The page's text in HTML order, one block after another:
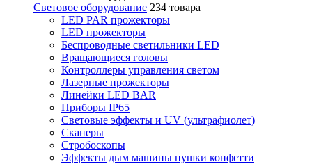
Световое оборудование 234 товара
LED PAR прожекторы
LED прожекторы
Беспроводные светильники LED
Вращающиеся головы
Контроллеры управления светом
Лазерные прожекторы
Линейки LED BAR
Приборы IP65
Световые эффекты и UV (ультрафиолет)
Сканеры
Стробоскопы
Эффекты дым машины пушки конфетти